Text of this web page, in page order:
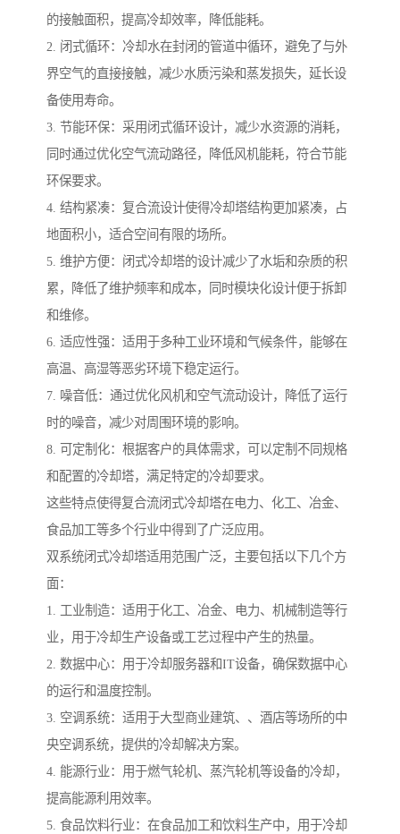
的接触面积，提高冷却效率，降低能耗。
2. 闭式循环：冷却水在封闭的管道中循环，避免了与外
界空气的直接接触，减少水质污染和蒸发损失，延长设
备使用寿命。
3. 节能环保：采用闭式循环设计，减少水资源的消耗，
同时通过优化空气流动路径，降低风机能耗，符合节能
环保要求。
4. 结构紧凑：复合流设计使得冷却塔结构更加紧凑，占
地面积小，适合空间有限的场所。
5. 维护方便：闭式冷却塔的设计减少了水垢和杂质的积
累，降低了维护频率和成本，同时模块化设计便于拆卸
和维修。
6. 适应性强：适用于多种工业环境和气候条件，能够在
高温、高湿等恶劣环境下稳定运行。
7. 噪音低：通过优化风机和空气流动设计，降低了运行
时的噪音，减少对周围环境的影响。
8. 可定制化：根据客户的具体需求，可以定制不同规格
和配置的冷却塔，满足特定的冷却要求。
这些特点使得复合流闭式冷却塔在电力、化工、冶金、
食品加工等多个行业中得到了广泛应用。
双系统闭式冷却塔适用范围广泛，主要包括以下几个方
面：
1. 工业制造：适用于化工、冶金、电力、机械制造等行
业，用于冷却生产设备或工艺过程中产生的热量。
2. 数据中心：用于冷却服务器和IT设备，确保数据中心
的运行和温度控制。
3. 空调系统：适用于大型商业建筑、、酒店等场所的中
央空调系统，提供的冷却解决方案。
4. 能源行业：用于燃气轮机、蒸汽轮机等设备的冷却，
提高能源利用效率。
5. 食品饮料行业：在食品加工和饮料生产中，用于冷却